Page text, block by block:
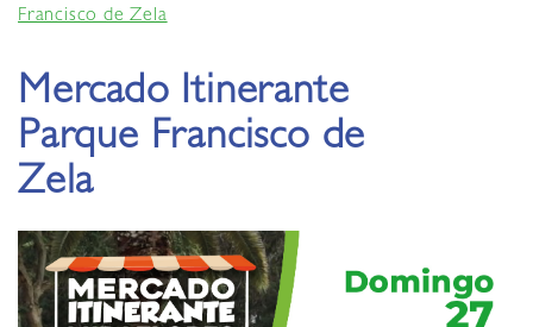
Francisco de Zela
Mercado Itinerante
Parque Francisco de
Zela